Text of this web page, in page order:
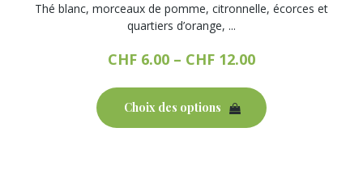
Thé blanc, morceaux de pomme, citronnelle, écorces et
quartiers d’orange, ...
CHF 6.00 – CHF 12.00
Choix des options